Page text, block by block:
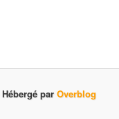
Hébergé par Overblog